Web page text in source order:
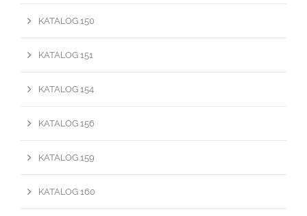
KATALOG 150
KATALOG 151
KATALOG 154
KATALOG 156
KATALOG 159
KATALOG 160